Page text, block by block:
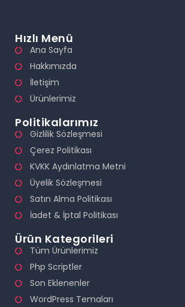
Hızlı Menü
Ana Sayfa
Hakkımızda
İletişim
Ürünlerimiz
Politikalarımız
Gizlilik Sözleşmesi
Çerez Politikası
KVKK Aydınlatma Metni
Üyelik Sözleşmesi
Satın Alma Politikası
İadet & İptal Politikası
Ürün Kategorileri
Tüm Ürünlerimiz
Php Scriptler
Son Eklenenler
WordPress Temaları